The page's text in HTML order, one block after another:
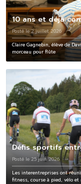
10 ans et déjà
Posté le 2 juillet 2026
Claire Gagnebin, élève de
morceau pour flûte
Défis sportifs
Posté le 25 juin 2026
Les interentreprises ont
fitness, course à pied, vélo et